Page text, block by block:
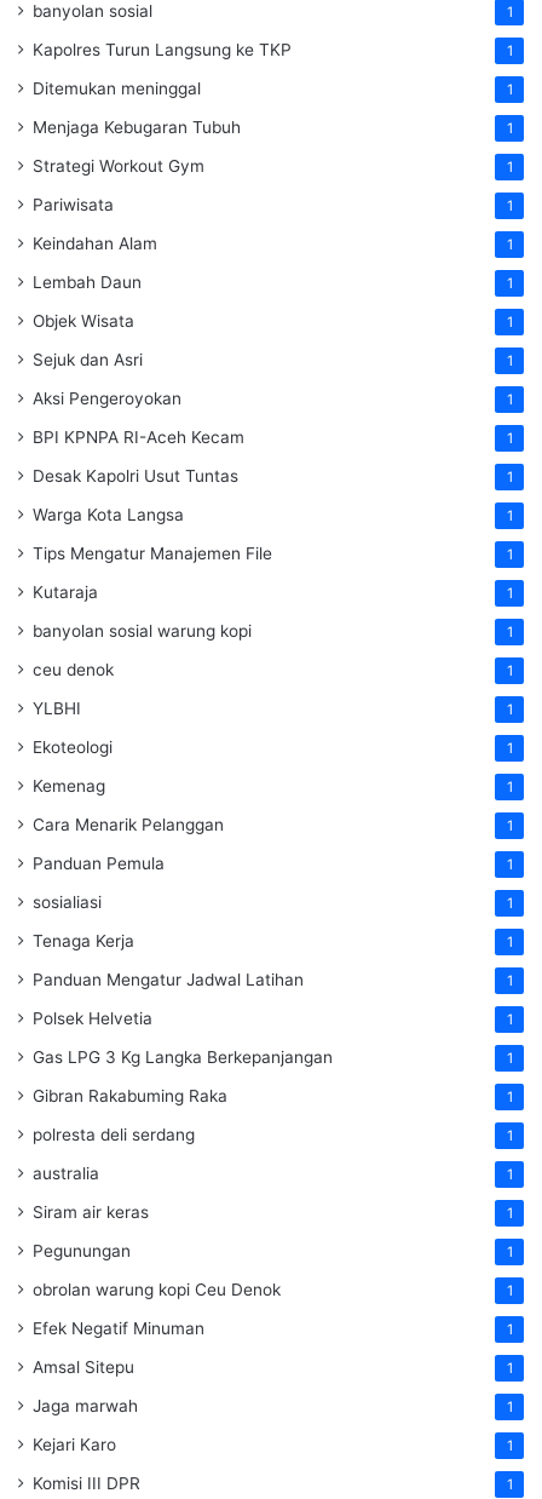
banyolan sosial 1
Kapolres Turun Langsung ke TKP 1
Ditemukan meninggal 1
Menjaga Kebugaran Tubuh 1
Strategi Workout Gym 1
Pariwisata 1
Keindahan Alam 1
Lembah Daun 1
Objek Wisata 1
Sejuk dan Asri 1
Aksi Pengeroyokan 1
BPI KPNPA RI-Aceh Kecam 1
Desak Kapolri Usut Tuntas 1
Warga Kota Langsa 1
Tips Mengatur Manajemen File 1
Kutaraja 1
banyolan sosial warung kopi 1
ceu denok 1
YLBHI 1
Ekoteologi 1
Kemenag 1
Cara Menarik Pelanggan 1
Panduan Pemula 1
sosialiasi 1
Tenaga Kerja 1
Panduan Mengatur Jadwal Latihan 1
Polsek Helvetia 1
Gas LPG 3 Kg Langka Berkepanjangan 1
Gibran Rakabuming Raka 1
polresta deli serdang 1
australia 1
Siram air keras 1
Pegunungan 1
obrolan warung kopi Ceu Denok 1
Efek Negatif Minuman 1
Amsal Sitepu 1
Jaga marwah 1
Kejari Karo 1
Komisi III DPR 1